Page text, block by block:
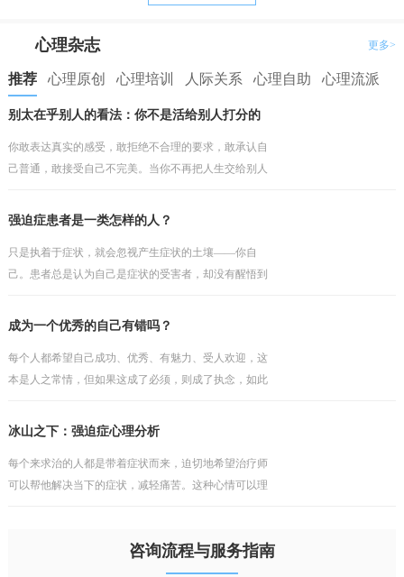
心理杂志 更多>
推荐 心理原创 心理培训 人际关系 心理自助 心理流派
别太在乎别人的看法：你不是活给别人打分的
你敢表达真实的感受，敢拒绝不合理的要求，敢承认自
己普通，敢接受自己不完美。当你不再把人生交给别人
强迫症患者是一类怎样的人？
只是执着于症状，就会忽视产生症状的土壤——你自
己。患者总是认为自己是症状的受害者，却没有醒悟到
会如此轻易地被打破。他往往会埋怨某些人或事，认为
成为一个优秀的自己有错吗？
每个人都希望自己成功、优秀、有魅力、受人欢迎，这
本是人之常情，但如果这成了必须，则成了执念，如此
过陷入其中的人依然会把执念当成理想，当成纯真的追
冰山之下：强迫症心理分析
每个来求治的人都是带着症状而来，迫切地希望治疗师
可以帮他解决当下的症状，减轻痛苦。这种心情可以理
咨询流程与服务指南